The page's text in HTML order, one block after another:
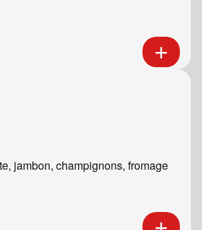
jambon, champignons, fromage